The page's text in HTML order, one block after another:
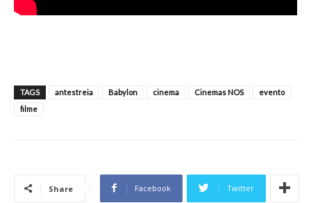
TAGS antestreia Babylon cinema Cinemas NOS
evento
filme
Share Facebook Twitter